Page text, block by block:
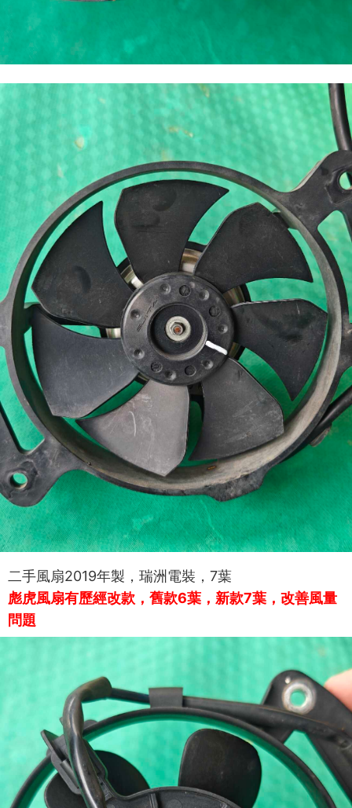
二手風扇2019年製，瑞洲電裝，7葉
彪虎風扇有歷經改款，舊款6葉，新款7葉，改善風量
問題